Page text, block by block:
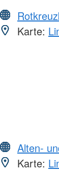
Karte:
Alten-
Karte: